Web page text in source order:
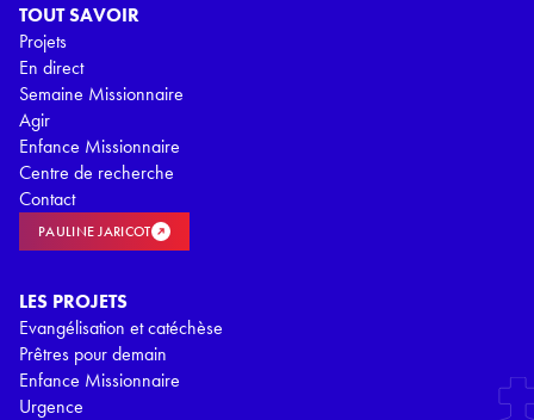
TOUT SAVOIR
Projets
En direct
Semaine Missionnaire
Agir
Enfance Missionnaire
Centre de recherche
Contact
PAULINE JARICOT
LES PROJETS
Evangélisation et catéchèse
Prêtres pour demain
Enfance Missionnaire
Urgence